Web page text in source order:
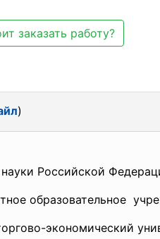
заказать работу?
)
образовательное
экономический